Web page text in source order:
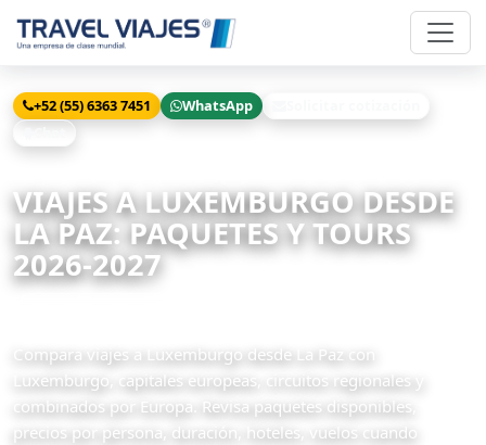
+52 (55) 6363 7451 WhatsApp
VIAJES A LUXEMBURGO DESDE
LA PAZ: PAQUETES Y TOURS
2026-2027
Compara viajes a Luxemburgo desde La Paz con
Luxemburgo, capitales europeas, circuitos regionales y
combinados por Europa. Revisa paquetes disponibles,
precios por persona, duración, hoteles, vuelos cuando